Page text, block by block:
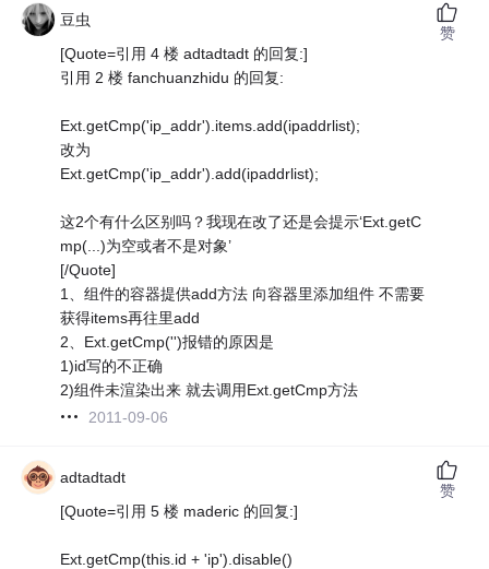
豆虫
[Quote=引用 4 楼 adtadtadt 的回复:]
引用 2 楼 fanchuanzhidu 的回复:
Ext.getCmp('ip_addr').items.add(ipaddrlist);
改为
Ext.getCmp('ip_addr').add(ipaddrlist);
这2个有什么区别吗？我现在改了还是会提示‘Ext.getC
mp(...)为空或者不是对象’
[/Quote]
1、组件的容器提供add方法 向容器里添加组件 不需要
获得items再往里add
2、Ext.getCmp('')报错的原因是
1)id写的不正确
2)组件未渲染出来 就去调用Ext.getCmp方法
2011-09-06
赞
adtadtadt
[Quote=引用 5 楼 maderic 的回复:]
Ext.getCmp(this.id + 'ip').disable()
赞